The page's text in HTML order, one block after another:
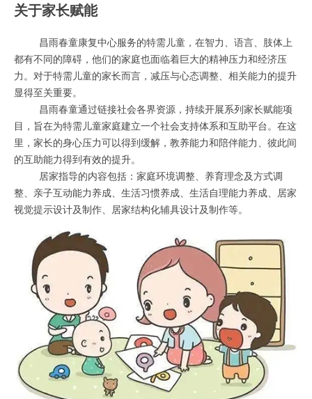
关于家长赋能
昌雨春童康复中心服务的特需儿童，在智力、语言、肢体上
都有不同的障碍，他们的家庭也面临着巨大的精神压力和经济压
力。对于特需儿童的家长而言，减压与心态调整、相关能力的提升
显得至关重要。
昌雨春童通过链接社会各界资源，持续开展系列家长赋能项
目，旨在为特需儿童家庭建立一个社会支持体系和互助平台。在这
里，家长的身心压力可以得到缓解，教养能力和陪伴能力、彼此间
的互助能力得到有效的提升。
居家指导的内容包括：家庭环境调整、养育理念及方式调
整、亲子互动能力养成、生活习惯养成、生活自理能力养成、居家
视觉提示设计及制作、居家结构化辅具设计及制作等。